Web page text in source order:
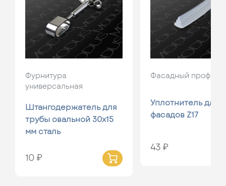
Фурнитура
универсальная
Штангодержатель для
трубы овальной 30х15
мм сталь
10 ₽
Фасадный профиль
Уплотнитель для
фасадов Z17
43 ₽